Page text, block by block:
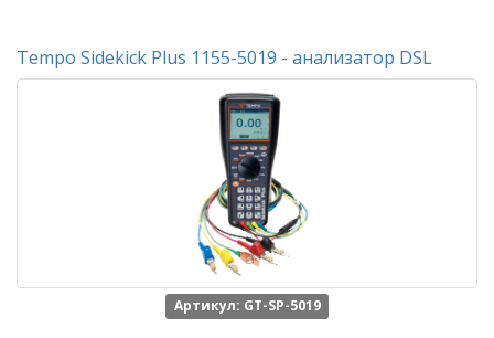
Tempo Sidekick Plus 1155-5019 - анализатор DSL
Артикул: GT-SP-5019